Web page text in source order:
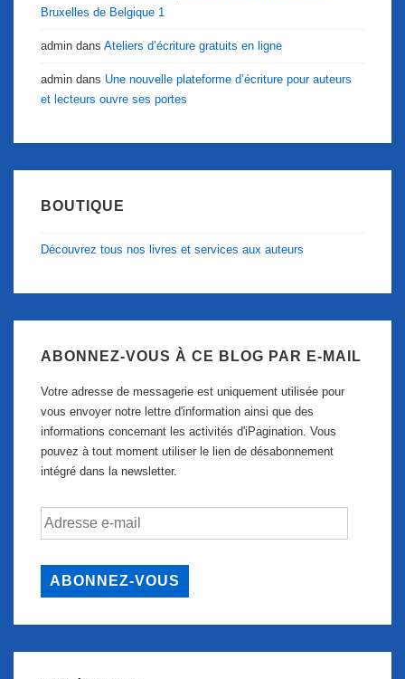
Bruxelles de Belgique 1
admin dans Ateliers d’écriture gratuits en ligne
admin dans Une nouvelle plateforme d’écriture pour auteurs
et lecteurs ouvre ses portes
BOUTIQUE
Découvrez tous nos livres et services aux auteurs
ABONNEZ-VOUS À CE BLOG PAR E-MAIL
Votre adresse de messagerie est uniquement utilisée pour
vous envoyer notre lettre d'information ainsi que des
informations concernant les activités d'iPagination. Vous
pouvez à tout moment utiliser le lien de désabonnement
intégré dans la newsletter.
Adresse
e-
ABONNEZ-VOUS